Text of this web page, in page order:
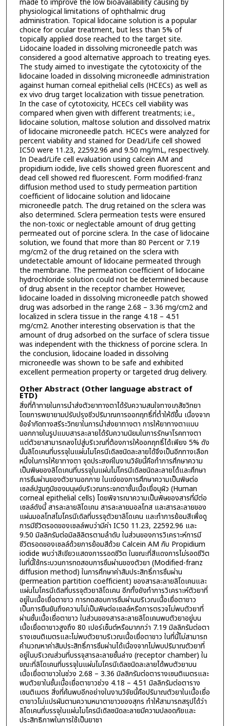
made to improve the low bioavailability causing by
physiological limitations of ophthalmic drug
administration. Topical lidocaine solution is a popular
choice for ocular treatment, but less than 5% of
topically applied dose reached to the target site.
Lidocaine loaded in dissolving microneedle patch was
considered a good alternative approach to treating eyes.
The study aimed to investigate the cytotoxicity of the
lidocaine loaded in dissolving microneedle administration
against human corneal epithelial cells (HCECs) as well as
ex vivo drug target localization with tissue penetration.
In the case of cytotoxicity, HCECs cell viability was
compared when given with different treatments; i.e.,
lidocaine solution, maltose solution and dissolved matrix
of lidocaine microneedle patch. HCECs were analyzed for
percent viability and stained for Dead/Life cell showed
IC50 were 11.23, 22592.96 and 9.50 mg/mL, respectively.
In Dead/Life cell evaluation using calcein AM and
propidium iodide, live cells showed green fluorescent and
dead cell showed red fluorescent. Form modified-franz
diffusion method used to study permeation partition
coefficient of lidocaine solution and lidocaine
microneedle patch. The drug retained on the sclera was
also determined. Sclera permeation tests were ensured
the non-toxic or neglectable amount of drug getting
permeated out of porcine sclera. In the case of lidocaine
solution, we found that more than 80 Percent or 7.19
mg/cm2 of the drug retained on the sclera with
undetectable amount of lidocaine permeated through
the membrane. The permeation coefficient of lidocaine
hydrochloride solution could not be determined because
of drug absent in the receptor chamber. However,
lidocaine loaded in dissolving microneedle patch showed
drug was adsorbed in the range 2.68 – 3.36 mg/cm2 and
localized in sclera tissue in the range 4.18 – 4.51
mg/cm2. Another interesting observation is that the
amount of drug adsorbed on the surface of sclera tissue
was independent with the thickness of porcine sclera. In
the conclusion, lidocaine loaded in dissolving
microneedle was shown to be safe and exhibited
excellent permeation property or targeted drug delivery.
Other Abstract (Other language abstract of
ETD)
สิ่งที่ท้าทายในการนำส่งตัวยาทางตาได้รับความสนใจทางเภสัชวิทยา
โดยการพยายามปรับปรุงชีวปริมาณการออกฤทธิ์ที่ต่ำให้ดีขึ้น เนื่องจาก
ข้อจำกัดทางสรีระวิทยาในการนำส่งยาทางตา การให้ยาทางตาแบบ
นอกกายในรูปแบบสารละลายได้รับความนิยมในการรักษาโรคทางตา
แต่ตัวยาสามารถลงไปสู่บริเวณที่ต้องการให้ออกฤทธิ์ได้เพียง 5% ดัง
นั้นลิโดเคนที่บรรจุในแผ่นไมโครนีเดิลชนิดละลายได้จึงเป็นอีกทางเลือก
หนึ่งในการให้ยาทางตา จุดประสงค์ในงานวิจัยนี้คือทำการศึกษาความ
เป็นพิษของลิโดเคนที่บรรจุในแผ่นไม่โครนีเดิลชนิดละลายได้และศึกษา
การซึมผ่านของตัวยานอกกาย ในแง่ของการศึกษาความเป็นพิษต่อ
เซลล์ปฐมภูมิของมนุษย์บริเวณกระจกตาชั้นเนื้อเยื่อบุผิว (Human
corneal epithelial cells) โดยพิจารณาความเป็นพิษของสารที่มีต่อ
เซลล์ดังนี้ สารละลายลิโดเคน สารละลายมอลโทส และสารละลายของ
แผ่นมอลโทสไมโครนีเดิลที่บรรจุตัวยาลิโดเคน และทำการย้อมสีเพื่อดู
การมีชีวิตรอดของเซลล์พบว่ามีค่า IC50 11.23, 22592.96 และ
9.50 มิลลิกรัมต่อมิลลิลิตรตามลำดับ ในส่วนของการวิเคราะห์การมี
ชีวิตรอดของเซลล์ด้วยการย้อมสีด้วย Calcein AM กับ Propidium
iodide พบว่าสีเขียวแสดงการรอดชีวิต ในขณะที่สีแดงการไม่รอดชีวิต
ในที่นี้ใช้กระบวนการทดสอบการซึมผ่านของตัวยา (Modified-franz
diffusion method) ในการศึกษาค่าสัมประสิทธิ์การซึมผ่าน
(permeation partition coefficient) ของสารละลายลิโดเคนและ
แผ่นไมโครนีเดิลที่บรรจุตัวยาลิโดเคน อีกทั้งยังทำการวิเคราะห์ตัวยาที่
อยู่ในเนื้อเยื่อตาขาว การทดสอบการซึมผ่านบริเวณเนื้อเยื่อตาขาว
เป็นการยืนยันถึงความไม่เป็นพิษต่อเซลล์หรือการตรวจไม่พบตัวยาที่
ผ่านชั้นเนื้อเยื่อตาขาว ในส่วนของสารละลายลิโดเคนพบตัวยาอยู่บน
เนื้อเยื่อตาขาวสูงถึง 80 เปอร์เซ็นต์หรือมากกว่า 7.19 มิลลิกรัมต่อตา
รางเซนติเมตรและไม่พบตัวยาบริเวณเนื้อเยื่อตาขาว ในที่นี้ไม่สามารถ
คำนวณหาค่าสัมประสิทธิ์การซึมผ่านได้เนื่องจากไม่พบปริมาณตัวยาที่
อยู่ในบริเวณส่วนที่บรรจุสารละลายชั้นล่าง (receptor chamber) ใน
ขณะที่ลิโดเคนที่บรรจุในแผ่นไมโครนีเดิลชนิดละลายได้พบตัวยาบน
เนื้อเยื่อตาขาวในช่วง 2.68 – 3.36 มิลลิกรัมต่อตารางเซนติเมตรและ
พบตัวยาในชั้นเนื้อเยื่อตาขาวช่วง 4.18 – 4.51 มิลลิกรัมต่อตาราง
เซนติเมตร สิ่งที่ค้นพบอีกอย่างในงานวิจัยนี้คือปริมาณตัวยาในเนื้อเยื่อ
ตาขาวไม่แปรผันตามความหนาตาขาวของสุกร ทำให้สามารถสรุปได้ว่า
ลิโดเคนที่บรรจุในแผ่นไมโครนีเดิลชนิดละลายมีความปลอดภัยและ
ประสิทธิภาพในการใช้เป็นยาชา